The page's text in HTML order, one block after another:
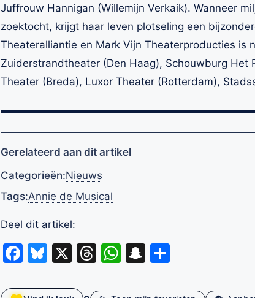
Juffrouw Hannigan (Willemijn Verkaik). Wanneer
zoektocht, krijgt haar leven plotseling een
Theateralliantie en Mark Vijn Theaterproducties is
Zuiderstrandtheater (Den Haag), Schouwburg Het
Theater (Breda), Luxor Theater (Rotterdam),
Gerelateerd aan dit artikel
Categorieën:Nieuws
Tags:Annie de Musical
Deel dit artikel:
Facebook
Bluesky
X Threads
WhatsApp
Snapchat